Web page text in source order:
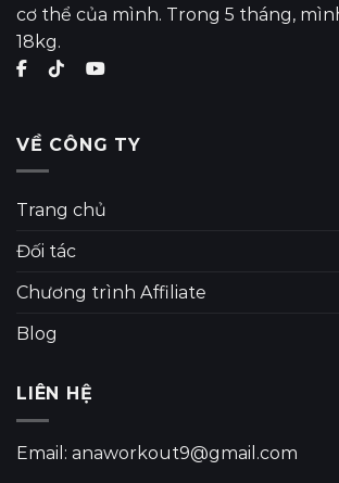
cơ thể của mình. Trong 5 tháng,
18kg.
VỀ CÔNG TY
Trang chủ
Đối tác
Chương trình Affiliate
Blog
LIÊN HỆ
Email: anaworkout9@gmail.com